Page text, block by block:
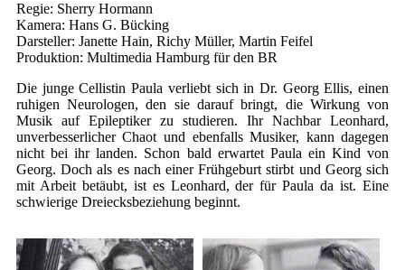
Regie: Sherry Hormann
Kamera: Hans G. Bücking
Darsteller: Janette Hain, Richy Müller, Martin Feifel
Produktion: Multimedia Hamburg für den BR
Die junge Cellistin Paula verliebt sich in Dr. Georg Ellis, einen
ruhigen Neurologen, den sie darauf bringt, die Wirkung von
Musik auf Epileptiker zu studieren. Ihr Nachbar Leonhard,
unverbesserlicher Chaot und ebenfalls Musiker, kann dagegen
nicht bei ihr landen. Schon bald erwartet Paula ein Kind von
Georg. Doch als es nach einer Frühgeburt stirbt und Georg sich
mit Arbeit betäubt, ist es Leonhard, der für Paula da ist. Eine
schwierige Dreiecksbeziehung beginnt.